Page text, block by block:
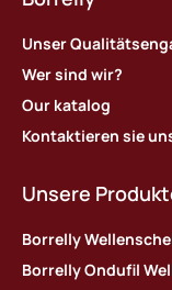
Unser
Wer sind wir?
Our katalog
Kontaktieren sie
Unsere
Borrelly
Borrelly Ondufil